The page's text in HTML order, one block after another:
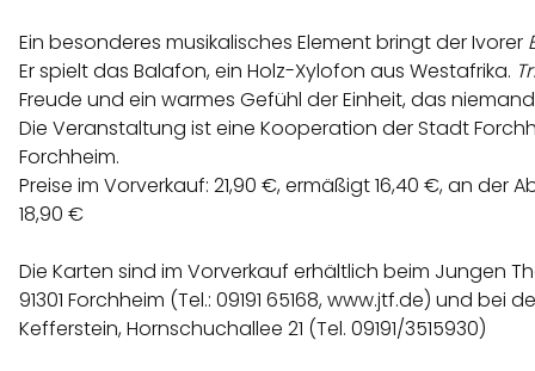
Ein besonderes musikalisches Element bringt der Ivorer
Er spielt das Balafon, ein Holz-Xylofon aus Westafrika.
Freude und ein warmes Gefühl der Einheit, das
Die Veranstaltung ist eine Kooperation der Stadt
Forchheim.
Preise im Vorverkauf: 21,90 €, ermäßigt 16,40 €, an der
18,90 €
Die Karten sind im Vorverkauf erhältlich beim Jungen
91301 Forchheim (Tel.: 09191 65168, www.jtf.de) und bei
Kefferstein, Hornschuchallee 21 (Tel. 09191/3515930)